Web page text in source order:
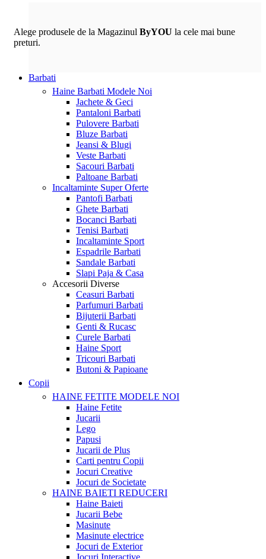
Alege produsele de la Magazinul ByYOU la cele mai bune
preturi.
Barbati
Haine Barbati Modele Noi
Jachete & Geci
Pantaloni Barbati
Pulovere Barbati
Bluze Barbati
Jeansi & Blugi
Veste Barbati
Sacouri Barbati
Paltoane Barbati
Incaltaminte Super Oferte
Pantofi Barbati
Ghete Barbati
Bocanci Barbati
Tenisi Barbati
Incaltaminte Sport
Espadrile Barbati
Sandale Barbati
Slapi Paja & Casa
Accesorii Diverse
Ceasuri Barbati
Parfumuri Barbati
Bijuterii Barbati
Genti & Rucasc
Curele Barbati
Haine Sport
Tricouri Barbati
Butoni & Papioane
Copii
HAINE FETITE MODELE NOI
Haine Fetite
Jucarii
Lego
Papusi
Jucarii de Plus
Carti pentru Copii
Jocuri Creative
Jocuri de Societate
HAINE BAIETI REDUCERI
Haine Baieti
Jucarii Bebe
Masinute
Masinute electrice
Jocuri de Exterior
Jocuri Interactive